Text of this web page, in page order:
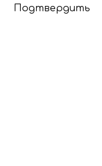
Подтвердить